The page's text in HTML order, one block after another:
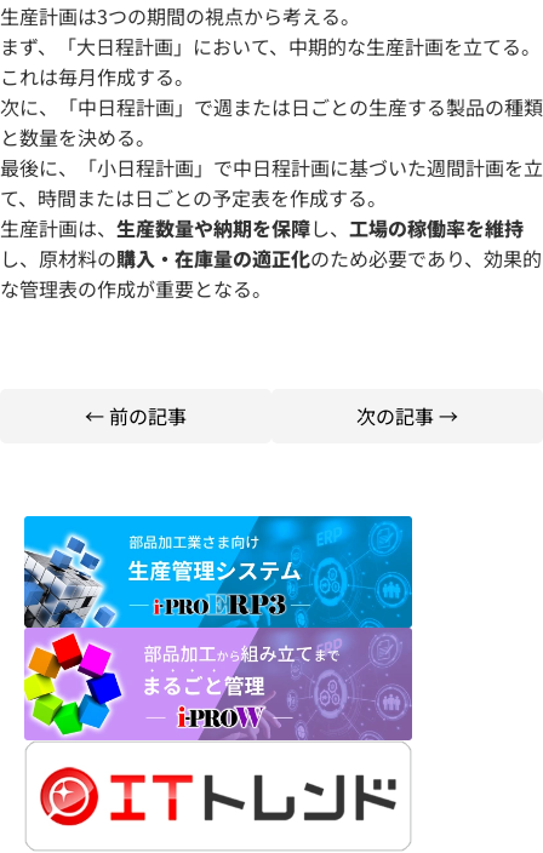
生産計画は3つの期間の視点から考える。
まず、「大日程計画」において、中期的な生産計画を立てる。
これは毎月作成する。
次に、「中日程計画」で週または日ごとの生産する製品の種類
と数量を決める。
最後に、「小日程計画」で中日程計画に基づいた週間計画を立
て、時間または日ごとの予定表を作成する。
生産計画は、 生産数量や納期を保障し、 工場の稼働率を維持
し、原材料の購入・在庫量の適正化のため必要であり、効果的
な管理表の作成が重要となる。
← 前の記事 次の記事 →